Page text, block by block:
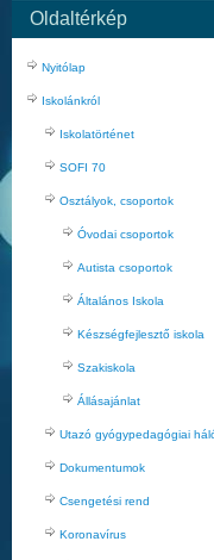
Oldaltérkép
Nyitólap
Iskolánkról
Iskolatörténet
SOFI 70
Osztályok, csoportok
Óvodai csoportok
Autista csoportok
Általános Iskola
Készségfejlesztő iskola
Szakiskola
Állásajánlat
Utazó gyógypedagógiai
Dokumentumok
Csengetési rend
Koronavírus